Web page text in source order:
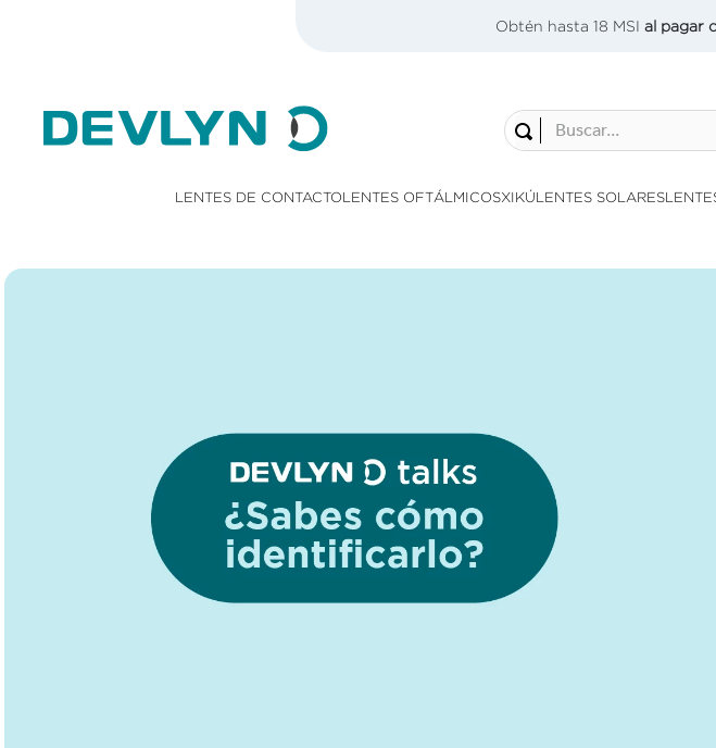
Obtén hasta 18 MSI al pagar
Buscar...
LENTES DE CONTACTOLENTES OFTÁLMICOSXIKÚLENTES SOLARES